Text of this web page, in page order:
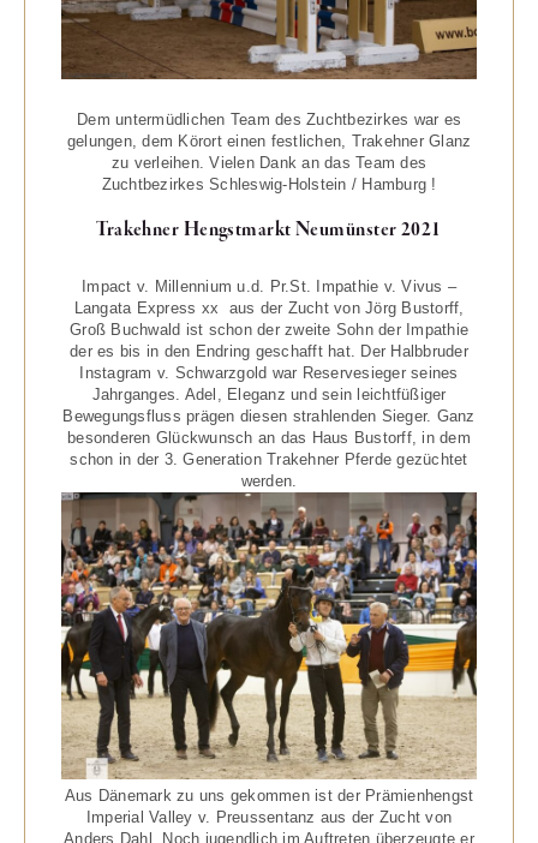
Dem untermüdlichen Team des Zuchtbezirkes war es
gelungen, dem Körort einen festlichen, Trakehner Glanz
zu verleihen. Vielen Dank an das Team des
Zuchtbezirkes Schleswig-Holstein / Hamburg !
Trakehner Hengstmarkt Neumünster 2021
Impact v. Millennium u.d. Pr.St. Impathie v. Vivus –
Langata Express xx aus der Zucht von Jörg Bustorff,
Groß Buchwald ist schon der zweite Sohn der Impathie
der es bis in den Endring geschafft hat. Der Halbbruder
Instagram v. Schwarzgold war Reservesieger seines
Jahrganges. Adel, Eleganz und sein leichtfüßiger
Bewegungsfluss prägen diesen strahlenden Sieger. Ganz
besonderen Glückwunsch an das Haus Bustorff, in dem
schon in der 3. Generation Trakehner Pferde gezüchtet
werden.
Aus Dänemark zu uns gekommen ist der Prämienhengst
Imperial Valley v. Preussentanz aus der Zucht von
Anders Dahl. Noch jugendlich im Auftreten überzeugte er